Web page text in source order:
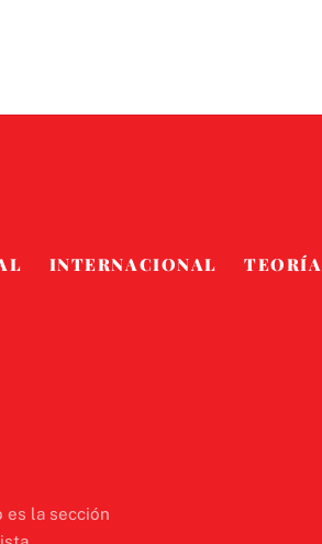
INTERNACIONAL TEORÍA
es la sección